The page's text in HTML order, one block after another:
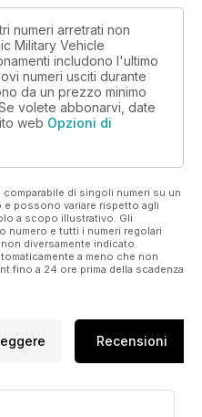
numeri arretrati non
Military Vehicle
includono l'ultimo
numeri usciti durante
da un prezzo minimo
volete abbonarvi, date
web Opzioni di
di singoli numeri su un
e possono variare rispetto agli
a scopo illustrativo. Gli
numero e tutti i numeri regolari
diversamente indicato.
a meno che non
fino a 24 ore prima della scadenza
Recensioni